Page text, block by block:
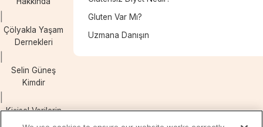
Çölyakla Yaşam
Dernekleri
Selin Güneş
Kimdir
Kişisel Verilerin
Korunması
Gluten Var Mı?
Uzmana Danışın